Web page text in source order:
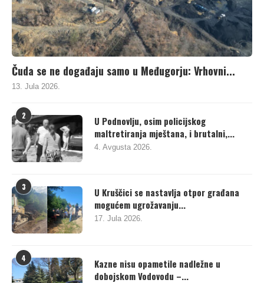
Čuda se ne događaju samo u Međugorju: Vrhovni...
13. Jula 2026.
2
U Podnovlju, osim policijskog
maltretiranja mještana, i brutalni,...
4. Avgusta 2026.
3
U Kruščici se nastavlja otpor građana
mogućem ugrožavanju...
17. Jula 2026.
4
Kazne nisu opametile nadležne u
dobojskom Vodovodu –...